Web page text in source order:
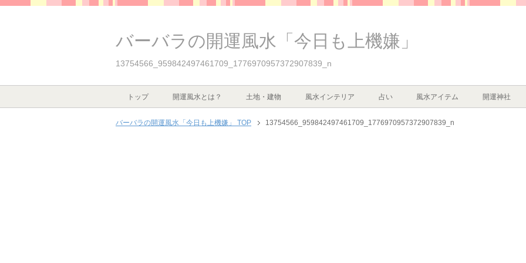
バーバラの開運風水「今日も上機嫌」
13754566_959842497461709_1776970957372907839_n
トップ 開運風水とは？ 土地・建物 風水インテリア 占い 風水アイテム 開運神社
バーバラの開運風水「今日も上機嫌」 TOP 13754566_959842497461709_1776970957372907839_n